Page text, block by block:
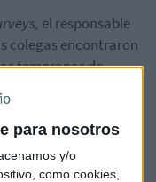
para nosotros
y/o
como cookies,
el responsable
colegas encontraron
tempranas de
y la reducción
hora que se
que ganemos 20